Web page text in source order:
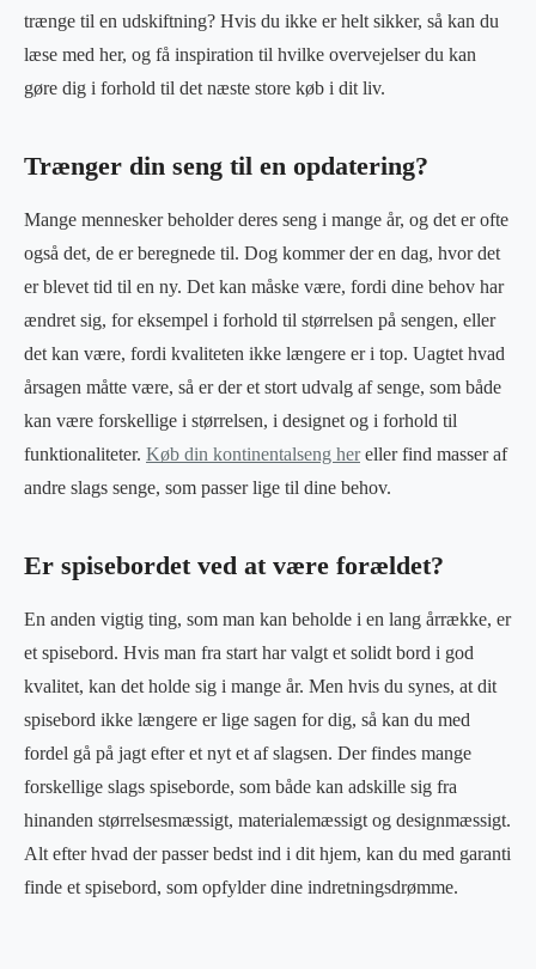
trænge til en udskiftning? Hvis du ikke er helt sikker, så kan du
læse med her, og få inspiration til hvilke overvejelser du kan
gøre dig i forhold til det næste store køb i dit liv.
Trænger din seng til en opdatering?
Mange mennesker beholder deres seng i mange år, og det er ofte
også det, de er beregnede til. Dog kommer der en dag, hvor det
er blevet tid til en ny. Det kan måske være, fordi dine behov har
ændret sig, for eksempel i forhold til størrelsen på sengen, eller
det kan være, fordi kvaliteten ikke længere er i top. Uagtet hvad
årsagen måtte være, så er der et stort udvalg af senge, som både
kan være forskellige i størrelsen, i designet og i forhold til
funktionaliteter. Køb din kontinentalseng hereller find masser af
andre slags senge, som passer lige til dine behov.
Er spisebordet ved at være forældet?
En anden vigtig ting, som man kan beholde i en lang årrække, er
et spisebord. Hvis man fra start har valgt et solidt bord i god
kvalitet, kan det holde sig i mange år. Men hvis du synes, at dit
spisebord ikke længere er lige sagen for dig, så kan du med
fordel gå på jagt efter et nyt et af slagsen. Der findes mange
forskellige slags spiseborde, som både kan adskille sig fra
hinanden størrelsesmæssigt, materialemæssigt og designmæssigt.
Alt efter hvad der passer bedst ind i dit hjem, kan du med garanti
finde et spisebord, som opfylder dine indretningsdrømme.